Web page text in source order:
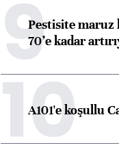
9Pestisite maruz
70’e kadar
10
A101'e koşullu